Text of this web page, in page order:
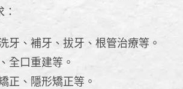
牙、補牙、拔牙、根管治療等。
、全口重建等。
正、隱形矯正等。